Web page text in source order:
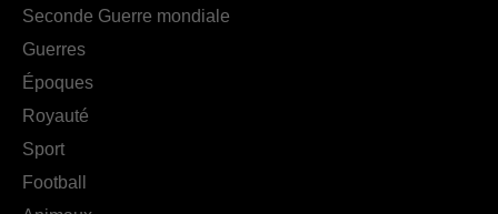
Seconde Guerre mondiale
Guerres
Époques
Royauté
Sport
Football